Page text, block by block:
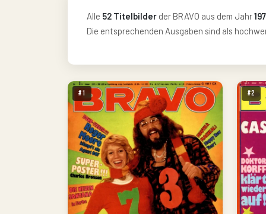
Alle 52 Titelbilder der BRAVO aus dem Jahr
Die entsprechenden Ausgaben sind als
#1 #2